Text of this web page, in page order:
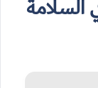
السلامة